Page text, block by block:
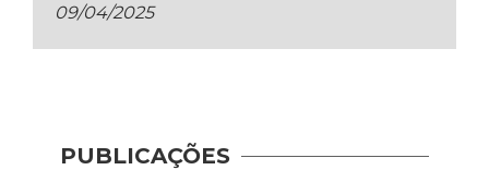
09/04/2025
PUBLICAÇÕES